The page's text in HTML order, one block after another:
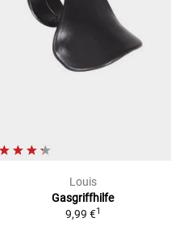
Louis
Gasgriffhilfe
9,99 €1